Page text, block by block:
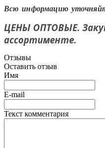
Всю информацию
ЦЕНЫ ОПТОВЫЕ.
ассортименте.
Отзывы
Оставить отзыв
Имя
E-mail
Текст комментария